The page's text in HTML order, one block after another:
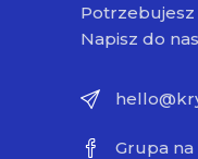
Potrzebujesz
Napisz do
Grupa